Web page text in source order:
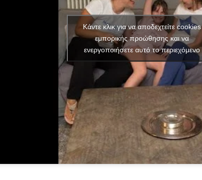
Κάντε κλικ για να αποδεχτείτε cookies
εμπορικής προώθησης και να
ενεργοποιήσετε αυτό το περιεχόμενο